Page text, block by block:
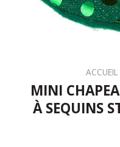
ACCUEIL
MINI
À SEQUINS